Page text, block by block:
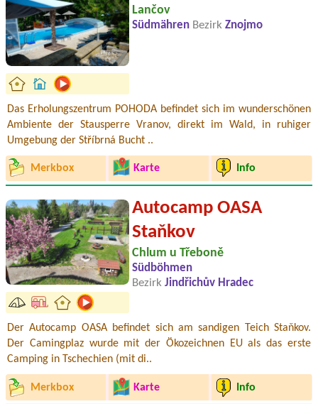
Lančov
Südmähren Bezirk Znojmo
Das Erholungszentrum POHODA befindet sich im wunderschönen
Ambiente der Stausperre Vranov, direkt im Wald, in ruhiger
Umgebung der Stříbrná Bucht ..
Merkbox Karte Info
Autocamp OASA
Staňkov
Chlum u Třeboně
Südböhmen
Bezirk Jindřichův Hradec
Der Autocamp OASA befindet sich am sandigen Teich Staňkov.
Der Camingplaz wurde mit der Ökozeichnen EU als das erste
Camping in Tschechien (mit di..
Merkbox Karte Info